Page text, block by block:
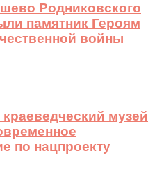
Родниковского
памятник Героям
войны
музей
по нацпроекту